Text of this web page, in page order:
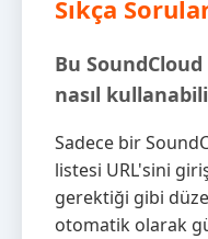
Sıkça
Bu
nasıl
Sadece bir
listesi URL'sini
gerektiği gibi
otomatik olarak